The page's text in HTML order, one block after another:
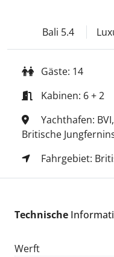
Bali 5.4
Gäste: 14
Kabinen: 6 + 2
Yachthafen:
Britische
Fahrgebiet:
Technische
Werft